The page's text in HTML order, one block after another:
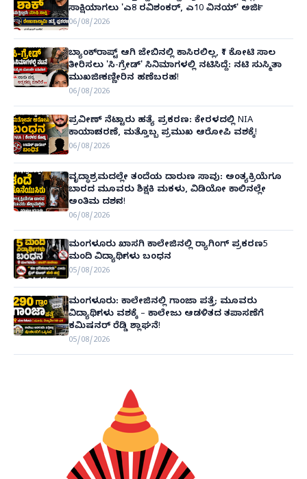
ಸಾಕ್ಷಿಯಾಗಲು 'ಎ8 ರವಿಶಂಕರ್, ಎ10 ವಿನಯ್' ಅರ್ಜಿ!
06/08/2026
ಬ್ಯಾಂಕ್‌ರಾಪ್ಟ್‌ ಆಗಿ ಜೇಬಿನಲ್ಲಿ ಕಾಸಿರಲಿಲ್ಲ, ₹1 ಕೋಟಿ ಸಾಲ
ತೀರಿಸಲು 'ಸಿ-ಗ್ರೇಡ್' ಸಿನಿಮಾಗಳಲ್ಲಿ ನಟಿಸಿದ್ದೆ: ನಟಿ ಸುಸ್ಮಿತಾ
ಮುಖರ್ಜಿ ಕಣ್ಣೀರಿನ ಹಣೆಬರಹ!
06/08/2026
ಪ್ರವೀಣ್ ನೆಟ್ಟಾರು ಹತ್ಯೆ ಪ್ರಕರಣ: ಕೇರಳದಲ್ಲಿ NIA
ಕಾರ್ಯಾಚರಣೆ, ಮತ್ತೊಬ್ಬ ಪ್ರಮುಖ ಆರೋಪಿ ವಶಕ್ಕೆ!
06/08/2026
ವೃದ್ಧಾಶ್ರಮದಲ್ಲೇ ತಂದೆಯ ದಾರುಣ ಸಾವು: ಅಂತ್ಯಕ್ರಿಯೆಗೂ
ಬಾರದ ಮೂವರು ಶಿಕ್ಷಕಿ ಮಕಳು, ವಿಡಿಯೋ ಕಾಲಿನಲ್ಲೇ
ಅಂತಿಮ ದರ್ಶನ!
06/08/2026
ಮಂಗಳೂರು ಖಾಸಗಿ ಕಾಲೇಜಿನಲ್ಲಿ ರ‌್ಯಾಗಿಂಗ್ ಪ್ರಕರಣ5
ಮಂದಿ ವಿದ್ಯಾರ್ಥಿಗಳು ಬಂಧನ
05/08/2026
ಮಂಗಳೂರು: ಕಾಲೇಜಿನಲ್ಲಿ ಗಾಂಜಾ ಪತ್ತೆ; ಮೂವರು
ವಿದ್ಯಾರ್ಥಿಗಳು ವಶಕ್ಕೆ – ಕಾಲೇಜು ಆಡಳಿತದ ತಪಾಸಣೆಗೆ
ಕಮಿಷನರ್ ರೆಡ್ಡಿ ಶ್ಲಾಘನೆ!
05/08/2026